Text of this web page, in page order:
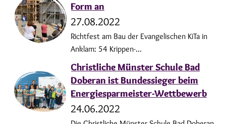
Form an
27.08.2022
Richtfest am Bau der Evangelischen KiTa in
Anklam: 54 Krippen-...
Christliche Münster Schule Bad
Doberan ist Bundessieger beim
Energiesparmeister-Wettbewerb
24.06.2022